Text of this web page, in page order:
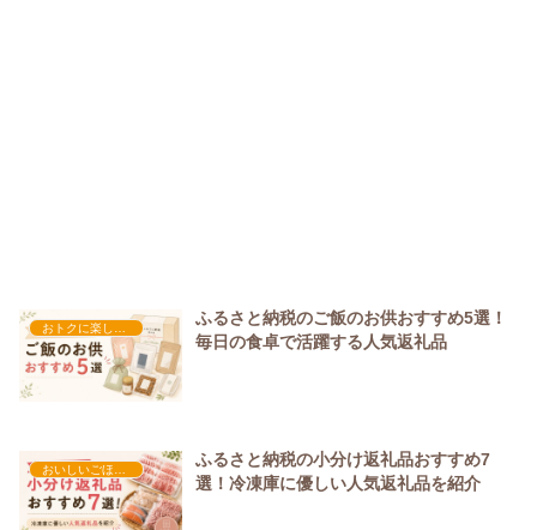
ふるさと納税のご飯のお供おすすめ5選！
毎日の食卓で活躍する人気返礼品
ふるさと納税の小分け返礼品おすすめ7
選！冷凍庫に優しい人気返礼品を紹介